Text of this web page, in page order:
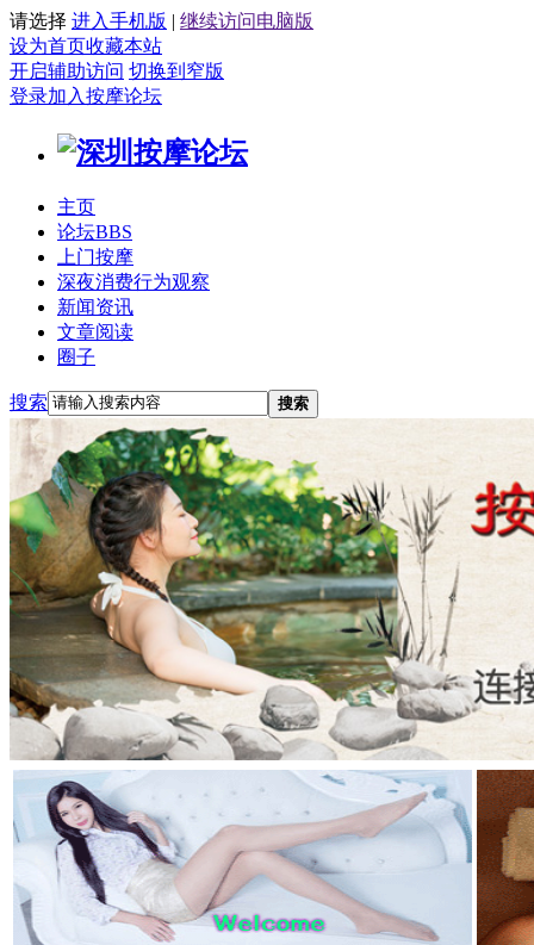
请选择 进入手机版 | 继续访问电脑版
设为首页收藏本站
开启辅助访问 切换到窄版
登录加入按摩论坛
主页
论坛BBS
上门按摩
深夜消费行为观察
新闻资讯
文章阅读
圈子
搜索 搜索